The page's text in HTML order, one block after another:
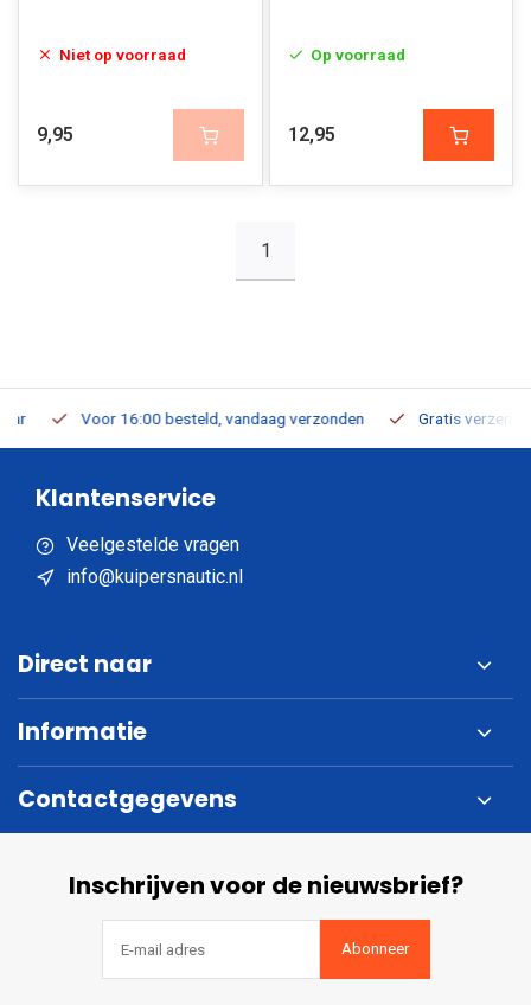
Niet op voorraad
9,95
Op voorraad
12,95
1
Voor 16:00 besteld, vandaag verzonden Gratis verzending
Klantenservice
Veelgestelde vragen
info@kuipersnautic.nl
Direct naar
Informatie
Contactgegevens
Inschrijven voor de nieuwsbrief?
Abonneer